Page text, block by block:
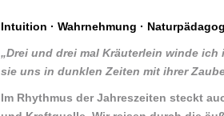
Intuition · Wahrnehmung ·
„Drei und drei mal Kräuterlein winde
sie uns in dunklen Zeiten mit ihrer
Im Rhythmus der Jahreszeiten steckt